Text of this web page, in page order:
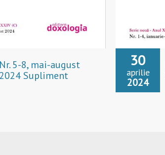
5-8, mai-august
Supliment
30
aprilie
2024